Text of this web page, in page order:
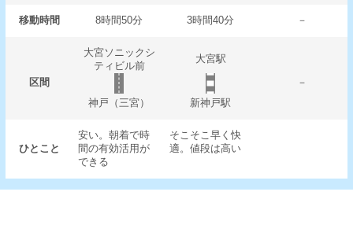
移動時間 8時間50分 3時間40分 －
区間
大宮ソニックシ
ティビル前
大宮駅
－
神戸（三宮）
新神戸駅
ひとこと
安い。朝着で時
間の有効活用が
できる
そこそこ早く快
適。値段は高い